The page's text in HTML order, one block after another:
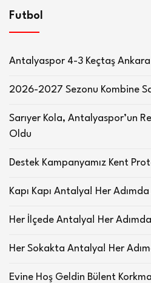
Futbol
Antalyaspor 4-3 Keçtaş Ankara
2026-2027 Sezonu Kombine
Sarıyer Kola, Antalyaspor’un
Oldu
Destek Kampanyamız Kent
Kapı Kapı Antalya! Her
Her İlçede Antalya! Her
Her Sokakta Antalya! Her
Evine Hoş Geldin Bülent